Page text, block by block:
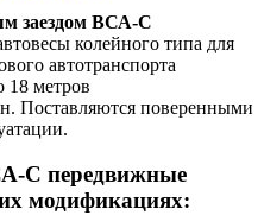
заездом ВСА-С
колейного типа для
автотранспорта
18 метров
Поставляются поверенными
С передвижные
модификациях: